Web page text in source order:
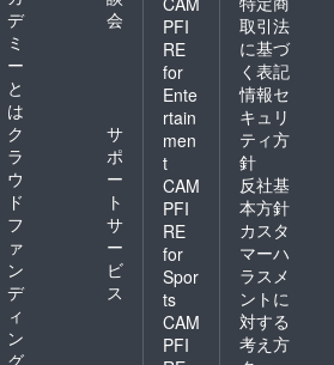
デ
ミ
ー
と
は
会
ク
ラ
ウ
ド
フ
ァ
ン
デ
ィ
ン
グ
サ
ポ
ー
ト
サ
ー
ビ
ス
PFI
RE
for
Ente
rtain
men
t
CAM
PFI
RE
for
Spor
ts
CAM
PFI
取引法
に基づ
く表記
情報セ
キュリ
ティ方
針
反社基
本方針
カスタ
マーハ
ラスメ
ントに
対する
考え方